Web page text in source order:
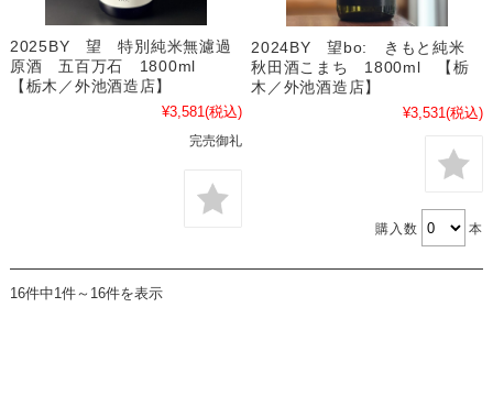
2025BY 望 特別純米無濾過
原酒 五百万石 1800ml
【栃木／外池酒造店】
¥3,581(税込)
完売御礼
2024BY 望bo: きもと純米
秋田酒こまち 1800ml 【栃
木／外池酒造店】
¥3,531(税込)
購入数 本
16件中1件～16件を表示